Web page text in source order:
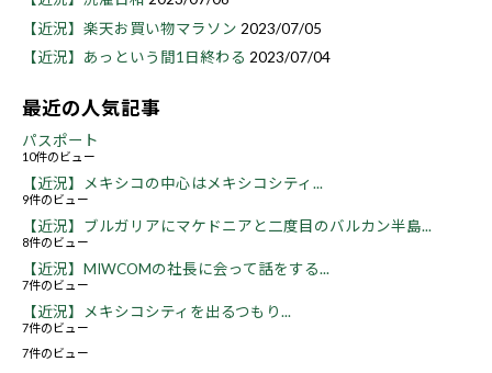
【近況】楽天お買い物マラソン 2023/07/05
【近況】あっという間1日終わる 2023/07/04
最近の人気記事
パスポート
10件のビュー
【近況】メキシコの中心はメキシコシティ...
9件のビュー
【近況】ブルガリアにマケドニアと二度目のバルカン半島...
8件のビュー
【近況】MIWCOMの社長に会って話をする...
7件のビュー
【近況】メキシコシティを出るつもり...
7件のビュー
7件のビュー